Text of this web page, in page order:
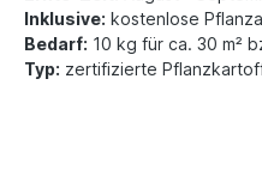
Inklusive: kostenlose
Bedarf: 10 kg für ca. 30 m²
Typ: zertifizierte